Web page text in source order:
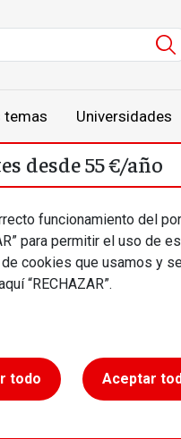
temas Universidades
funcionamiento del
para permitir el uso de
cookies que usamos y
“RECHAZAR”.
todo Aceptar
desde 55 €/año